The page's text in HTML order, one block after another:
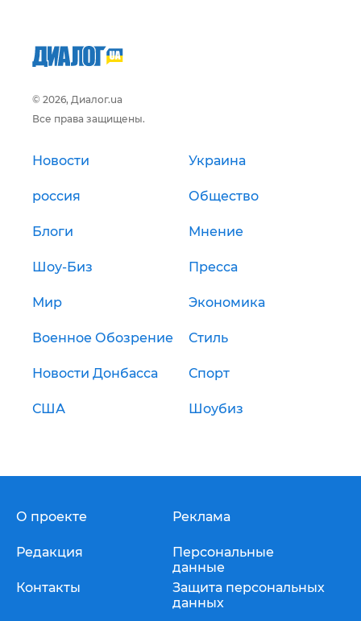
© 2026, Диалог.ua
Все права защищены.
Новости Украина
россия Общество
Блоги Мнение
Шоу-Биз Пресса
Мир Экономика
Военное Обозрение Стиль
Новости Донбасса Спорт
США Шоубиз
О проекте
Редакция
Контакты
Реклама
Персональные
данные
Защита персональных
данных